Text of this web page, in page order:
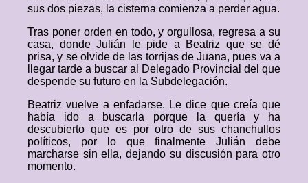
sus dos piezas, la cisterna comienza a perder agua.
Tras poner orden en todo, y orgullosa, regresa a su
casa, donde Julián le pide a Beatriz que se dé
prisa, y se olvide de las torrijas de Juana, pues va a
llegar tarde a buscar al Delegado Provincial del que
despende su futuro en la Subdelegación.
Beatriz vuelve a enfadarse. Le dice que creía que
había ido a buscarla porque la quería y ha
descubierto que es por otro de sus chanchullos
políticos, por lo que finalmente Julián debe
marcharse sin ella, dejando su discusión para otro
momento.